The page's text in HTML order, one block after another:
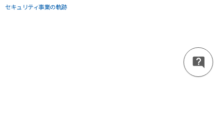
セキュリティ事業の軌跡